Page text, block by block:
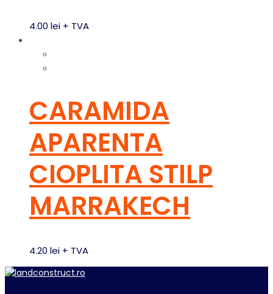
4.00 lei + TVA
CARAMIDA
APARENTA
CIOPLITA STILP
MARRAKECH
4.20 lei + TVA